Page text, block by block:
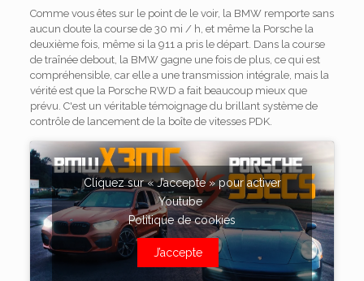
Comme vous êtes sur le point de le voir, la BMW remporte sans
aucun doute la course de 30 mi / h, et même la Porsche la
deuxième fois, même si la 911 a pris le départ. Dans la course
de traînée debout, la BMW gagne une fois de plus, ce qui est
compréhensible, car elle a une transmission intégrale, mais la
vérité est que la Porsche RWD a fait beaucoup mieux que
prévu. C'est un véritable témoignage du brillant système de
contrôle de lancement de la boîte de vitesses PDK.
Cliquez sur « J’accepte » pour activer
Youtube
Politique de cookies
J’accepte